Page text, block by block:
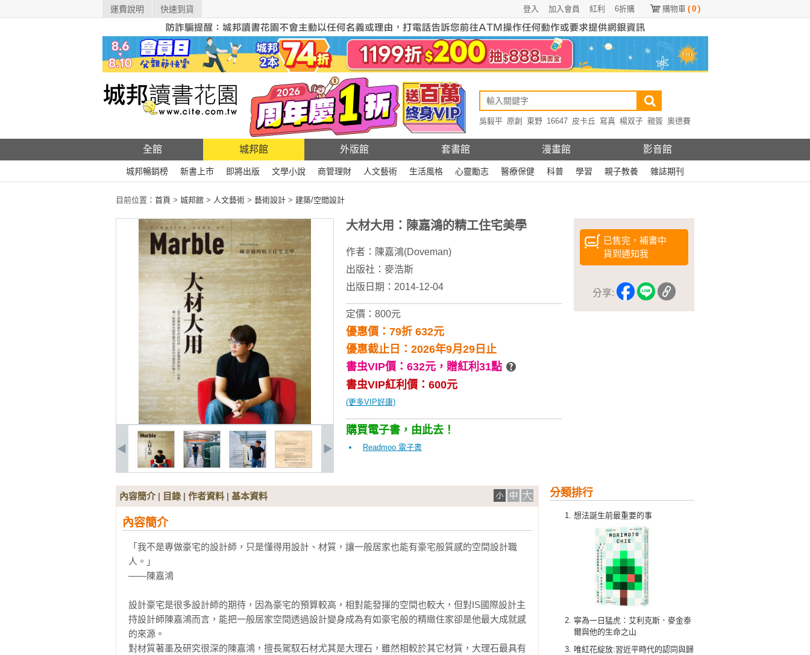
運費說明 快速到貨 購物車 ( 0 )
6折購
紅利
加入會員
登入
吳毅平 原創 東野 16647 皮卡丘 寫真 楊双子 親簽 奧德賽
全館 城邦館 外版館 套書館 漫畫館 影音館
城邦暢銷榜 新書上市 即將出版 文學小說 商管理財 人文藝術 生活風格 心靈勵志 醫療保健 科普 學習 親子教養 雜誌期刊
目前位置： 首頁 > 城邦館 > 人文藝術 > 藝術設計 > 建築/空間設計
已售完，補書中
貨到通知我
分享:
大材大用：陳嘉鴻的精工住宅美學
作者： 陳嘉鴻(Doveman)
出版社： 麥浩斯
出版日期：2014-12-04
定價：800元
優惠價：79折 632元
優惠截止日：2026年9月29日止
書虫VIP價：632元， 贈紅利31點
書虫VIP紅利價：600元
(更多VIP好康)
購買電子書，由此去！
Readmoo 電子書
分類排行
想法誕生前最重要的事
寧為一日猛虎：艾利克斯．麥金泰
爾與他的生命之山
唯紅花綻放:習近平時代的認同與歸
內容簡介| 目錄 | 作者資料 | 基本資料
內容簡介
「我不是專做豪宅的設計師，只是懂得用設計、材質，讓一般居家也能有豪宅般質感的空間設計職
人。」
——陳嘉鴻
設計豪宅是很多設計師的期待，因為豪宅的預算較高，相對能發揮的空間也較大，但對IS國際設計主
持設計師陳嘉鴻而言，能把一般居家空間透過設計變身成為有如豪宅般的精緻住家卻是他最大成就感
的來源。
對材質著墨及研究很深的陳嘉鴻，擅長駕馭石材尤其是大理石，雖然相較於其它材質，大理石最具有